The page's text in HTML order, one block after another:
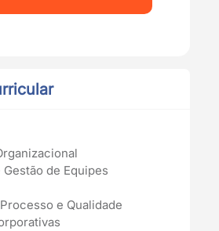
de Equipes
e Qualidade